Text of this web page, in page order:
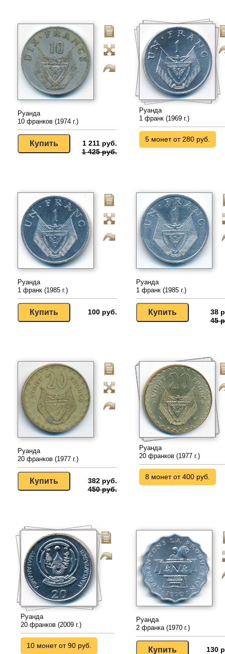
Руанда
10 франков (1974 г.)
1 211 руб.
1 425 руб.
Руанда
1 франк (1969 г.)
5 монет от 280 руб.
Руанда
1 франк (1985 г.)
100 руб.
Руанда
1 франк (1985 г.)
38
45
Руанда
20 франков (1977 г.)
382 руб.
450 руб.
Руанда
20 франков (1977 г.)
8 монет от 400 руб.
Руанда
20 франков (2009 г.)
10 монет от 90 руб.
Руанда
2 франка (1970 г.)
130